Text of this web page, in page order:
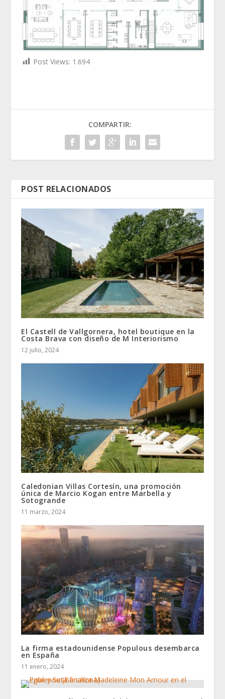
Post Views: 1.694
COMPARTIR:
POST RELACIONADOS
El Castell de Vallgornera, hotel boutique en la
Costa Brava con diseño de M Interiorismo
12 julio, 2024
Caledonian Villas Cortesín, una promoción
única de Marcio Kogan entre Marbella y
Sotogrande
11 marzo, 2024
La firma estadounidense Populous desembarca
en España
11 enero, 2024